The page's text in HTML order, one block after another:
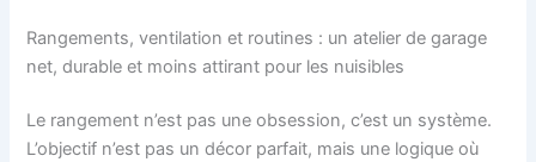
Rangements, ventilation et routines : un atelier de garage
net, durable et moins attirant pour les nuisibles
Le rangement n’est pas une obsession, c’est un système.
L’objectif n’est pas un décor parfait, mais une logique où